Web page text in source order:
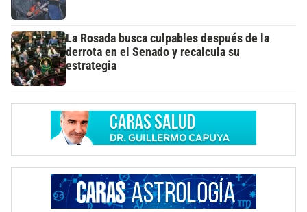
La Rosada busca culpables después de la
derrota en el Senado y recalcula su
estrategia